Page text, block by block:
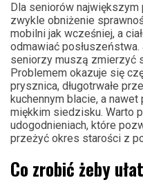
Dla seniorów
zwykle obniżenie
mobilni jak wcześniej, a
odmawiać
seniorzy muszą zmierzyć
Problemem okazuje się
prysznica, długotrwałe
kuchennym blacie, a
miękkim siedzisku. Warto
udogodnieniach, które
przeżyć okres starości z
Co zrobić żeby